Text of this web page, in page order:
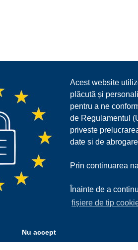
Acest website
plăcută și
pentru a ne
de Regulamentul
priveste
date si de
Prin continuarea
Înainte de a
fișiere de tip
Nu accept